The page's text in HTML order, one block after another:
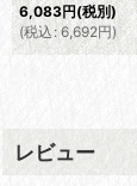
6,083円(税別)
(税込 : 6,692円)
レビュー